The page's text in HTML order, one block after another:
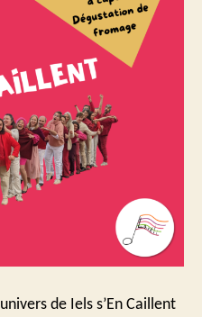
de Iels s’En Caillent